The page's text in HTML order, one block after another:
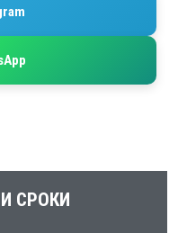
СРОКИ